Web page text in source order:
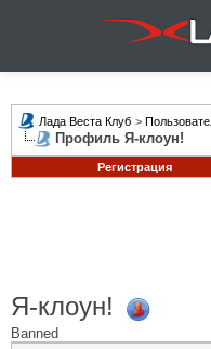
Лада Веста Клуб >
Профиль Я-клоун!
Регистрация
Я-клоун!
Banned